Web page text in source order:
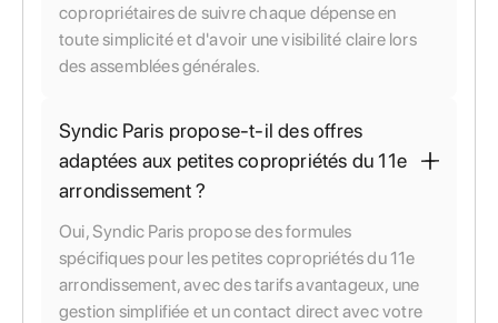
copropriétaires de suivre chaque dépense en
toute simplicité et d'avoir une visibilité claire lors
des assemblées générales.
Syndic Paris propose-t-il des offres
adaptées aux petites copropriétés du 11e
arrondissement ?
Oui, Syndic Paris propose des formules
spécifiques pour les petites copropriétés du 11e
arrondissement, avec des tarifs avantageux, une
gestion simplifiée et un contact direct avec votre